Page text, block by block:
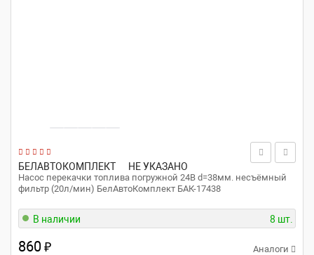
БЕЛАВТОКОМПЛЕКТ НЕ УКАЗАНО
Насос перекачки топлива погружной 24В d=38мм. несъёмный
фильтр (20л/мин) БелАвтоКомплект БАК-17438
В наличии 8 шт.
860₽ Аналоги